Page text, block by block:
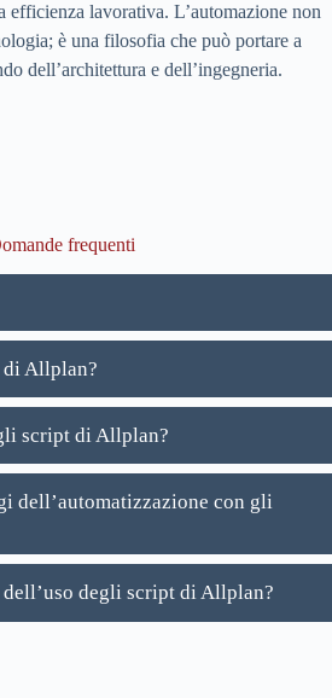
efficienza lavorativa. L’automazione non
è una filosofia che può portare a
dell’architettura e dell’ingegneria.
frequenti
di Allplan?
script di Allplan?
dell’automatizzazione con gli
degli script di Allplan?